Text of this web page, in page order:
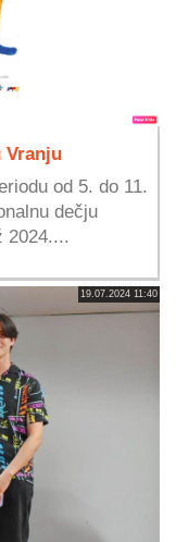
Vranju
od 5. do 11.
dečju
2024....
19.07.2024 11:40